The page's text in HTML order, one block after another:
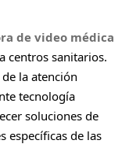
de video médica
centros sanitarios.
la atención
tecnología
soluciones de
específicas de las